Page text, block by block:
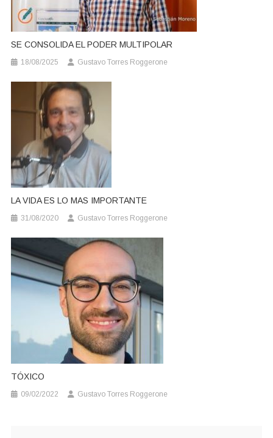
SE CONSOLIDA EL PODER MULTIPOLAR
18/08/2025 Gustavo Torres Roggerone
LA VIDA ES LO MAS IMPORTANTE
31/08/2020 Gustavo Torres Roggerone
TÓXICO
09/02/2022 Gustavo Torres Roggerone